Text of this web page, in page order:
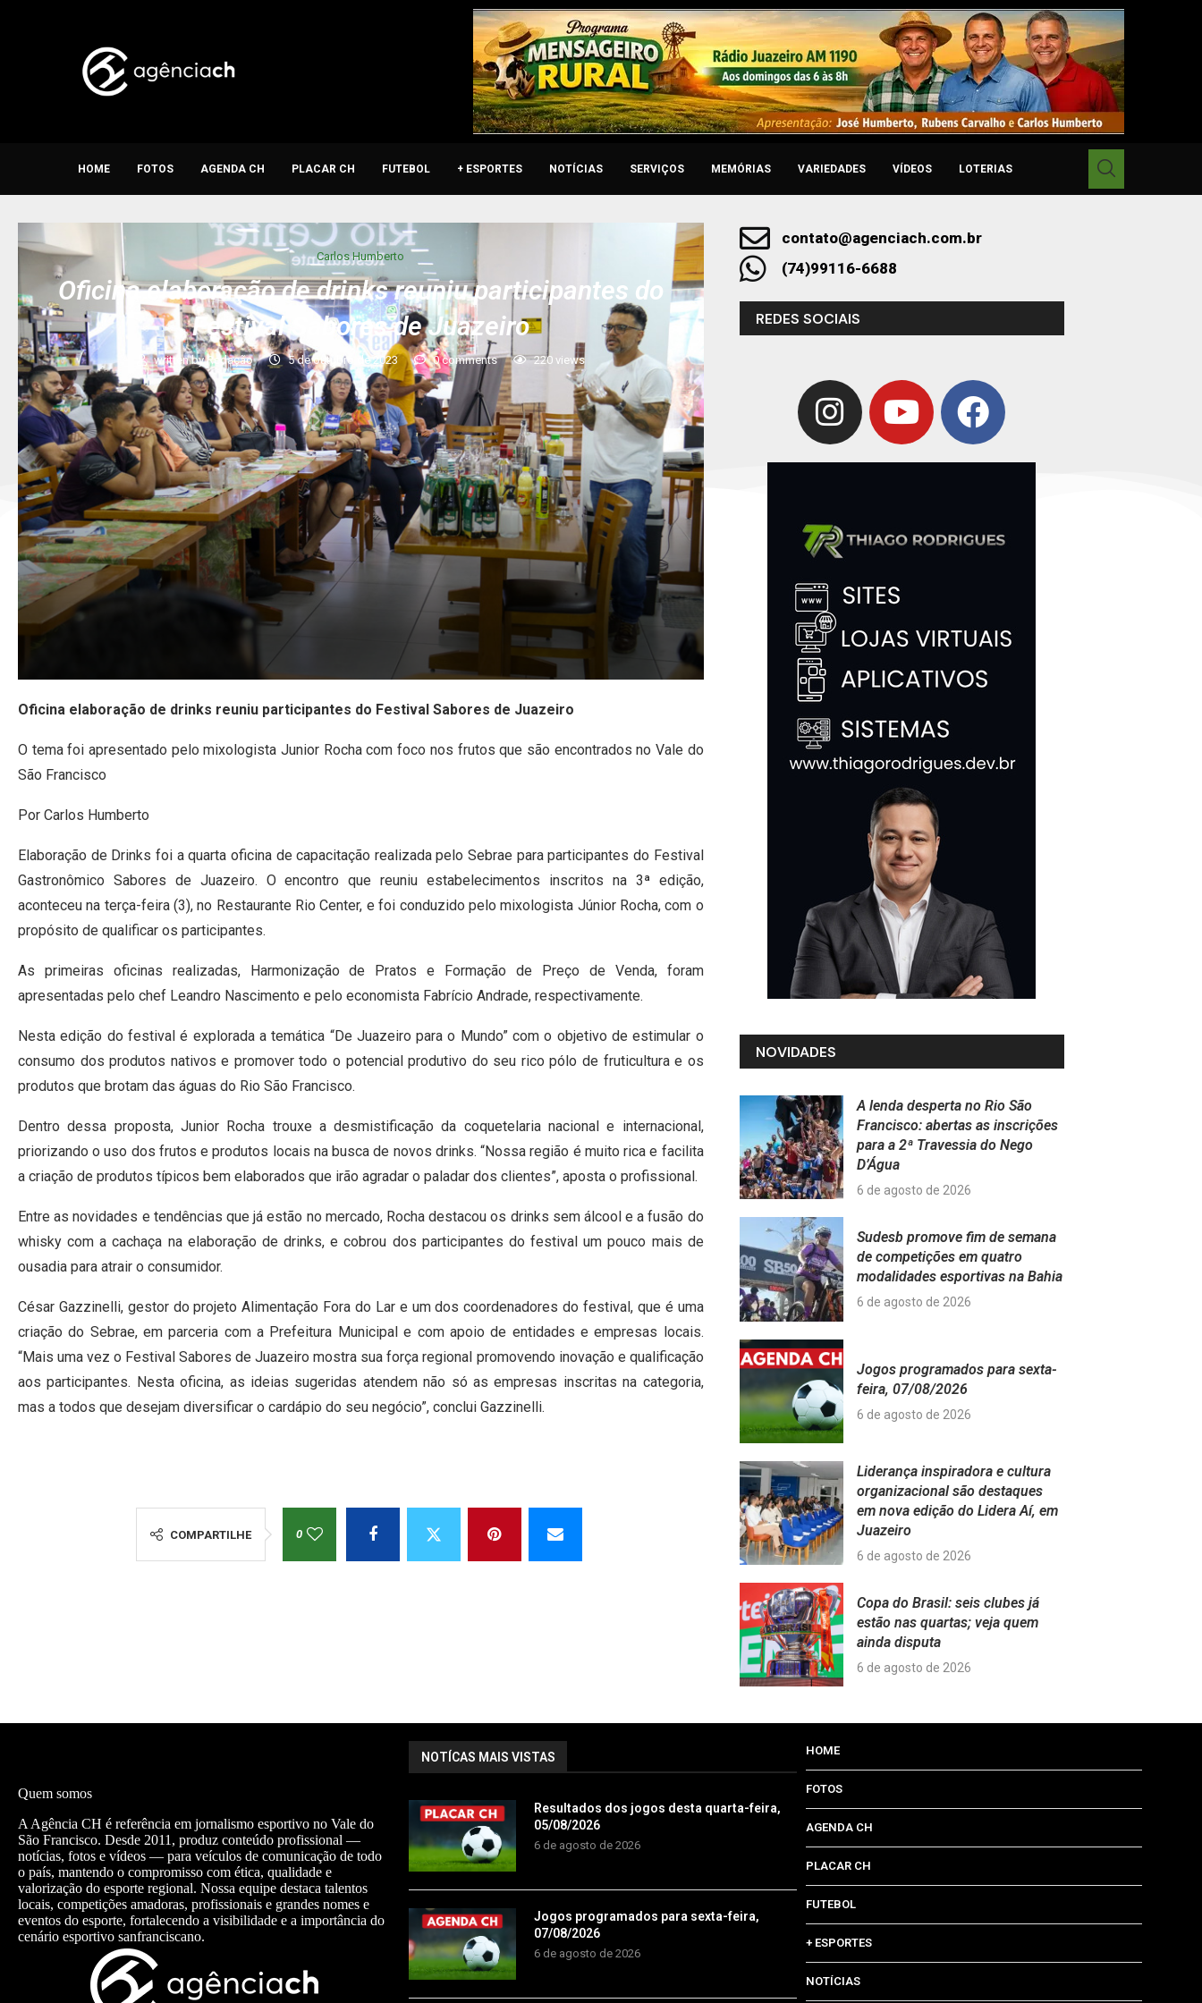
HOME FOTOS AGENDA CH PLACAR CH FUTEBOL + ESPORTES NOTÍCIAS SERVIÇOS MEMÓRIAS VARIEDADES VÍDEOS LOTERIAS
Carlos Humberto
Oficina elaboração de drinks reuniu participantes do
Festival Sabores de Juazeiro
written byRedação 5 de outubro de 2023 0 comments 220views
Oficina elaboração de drinks reuniu participantes do Festival Sabores de Juazeiro
O tema foi apresentado pelo mixologista Junior Rocha com foco nos frutos que são encontrados no Vale do
São Francisco
Por Carlos Humberto
Elaboração de Drinks foi a quarta oficina de capacitação realizada pelo Sebrae para participantes do Festival
Gastronômico Sabores de Juazeiro. O encontro que reuniu estabelecimentos inscritos na 3ª edição,
aconteceu na terça-feira (3), no Restaurante Rio Center, e foi conduzido pelo mixologista Júnior Rocha, com o
propósito de qualificar os participantes.
As primeiras oficinas realizadas, Harmonização de Pratos e Formação de Preço de Venda, foram
apresentadas pelo chef Leandro Nascimento e pelo economista Fabrício Andrade, respectivamente.
Nesta edição do festival é explorada a temática “De Juazeiro para o Mundo” com o objetivo de estimular o
consumo dos produtos nativos e promover todo o potencial produtivo do seu rico pólo de fruticultura e os
produtos que brotam das águas do Rio São Francisco.
Dentro dessa proposta, Junior Rocha trouxe a desmistificação da coquetelaria nacional e internacional,
priorizando o uso dos frutos e produtos locais na busca de novos drinks. “Nossa região é muito rica e facilita
a criação de produtos típicos bem elaborados que irão agradar o paladar dos clientes”, aposta o profissional.
Entre as novidades e tendências que já estão no mercado, Rocha destacou os drinks sem álcool e a fusão do
whisky com a cachaça na elaboração de drinks, e cobrou dos participantes do festival um pouco mais de
ousadia para atrair o consumidor.
César Gazzinelli, gestor do projeto Alimentação Fora do Lar e um dos coordenadores do festival, que é uma
criação do Sebrae, em parceria com a Prefeitura Municipal e com apoio de entidades e empresas locais.
“Mais uma vez o Festival Sabores de Juazeiro mostra sua força regional promovendo inovação e qualificação
aos participantes. Nesta oficina, as ideias sugeridas atendem não só as empresas inscritas na categoria,
mas a todos que desejam diversificar o cardápio do seu negócio”, conclui Gazzinelli.
COMPARTILHE 0
contato@agenciach.com.br
(74)99116-6688
REDES SOCIAIS
NOVIDADES
A lenda desperta no Rio São
Francisco: abertas as inscrições
para a 2ª Travessia do Nego
D’Água
6 de agosto de 2026
Sudesb promove fim de semana
de competições em quatro
modalidades esportivas na Bahia
6 de agosto de 2026
Jogos programados para sexta-
feira, 07/08/2026
6 de agosto de 2026
Liderança inspiradora e cultura
organizacional são destaques
em nova edição do Lidera Aí, em
Juazeiro
6 de agosto de 2026
Copa do Brasil: seis clubes já
estão nas quartas; veja quem
ainda disputa
6 de agosto de 2026
Quem somos
A Agência CH é referência em jornalismo esportivo no Vale do
São Francisco. Desde 2011, produz conteúdo profissional —
notícias, fotos e vídeos — para veículos de comunicação de todo
o país, mantendo o compromisso com ética, qualidade e
valorização do esporte regional. Nossa equipe destaca talentos
locais, competições amadoras, profissionais e grandes nomes e
eventos do esporte, fortalecendo a visibilidade e a importância do
cenário esportivo sanfranciscano.
NOTÍCAS MAIS VISTAS
Resultados dos jogos desta quarta-feira,
05/08/2026
6 de agosto de 2026
Jogos programados para sexta-feira,
07/08/2026
6 de agosto de 2026
HOME
FOTOS
AGENDA CH
PLACAR CH
FUTEBOL
+ ESPORTES
NOTÍCIAS